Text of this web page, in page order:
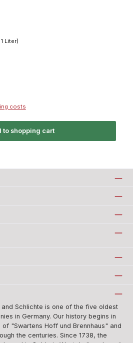
Liter)
costs
to shopping cart
Schlichte is one of the five oldest
in Germany. Our history begins in
"Swartens Hoff und Brennhaus" and
the centuries. Since 1738, the